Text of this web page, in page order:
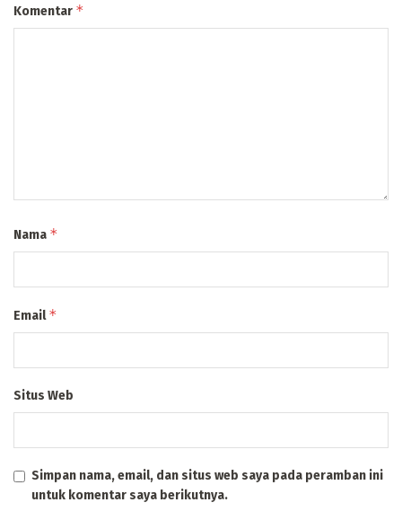
Komentar *
Nama *
Email*
Situs Web
Simpan nama, email, dan situs web saya pada peramban ini
untuk komentar saya berikutnya.